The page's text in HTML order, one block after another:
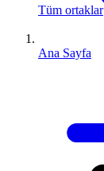
Tüm ortaklar
Ana Sayfa